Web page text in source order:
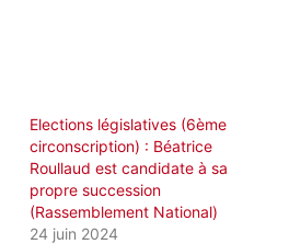
Elections législatives (6ème
circonscription) : Béatrice
Roullaud est candidate à sa
propre succession
(Rassemblement National)
24 juin 2024